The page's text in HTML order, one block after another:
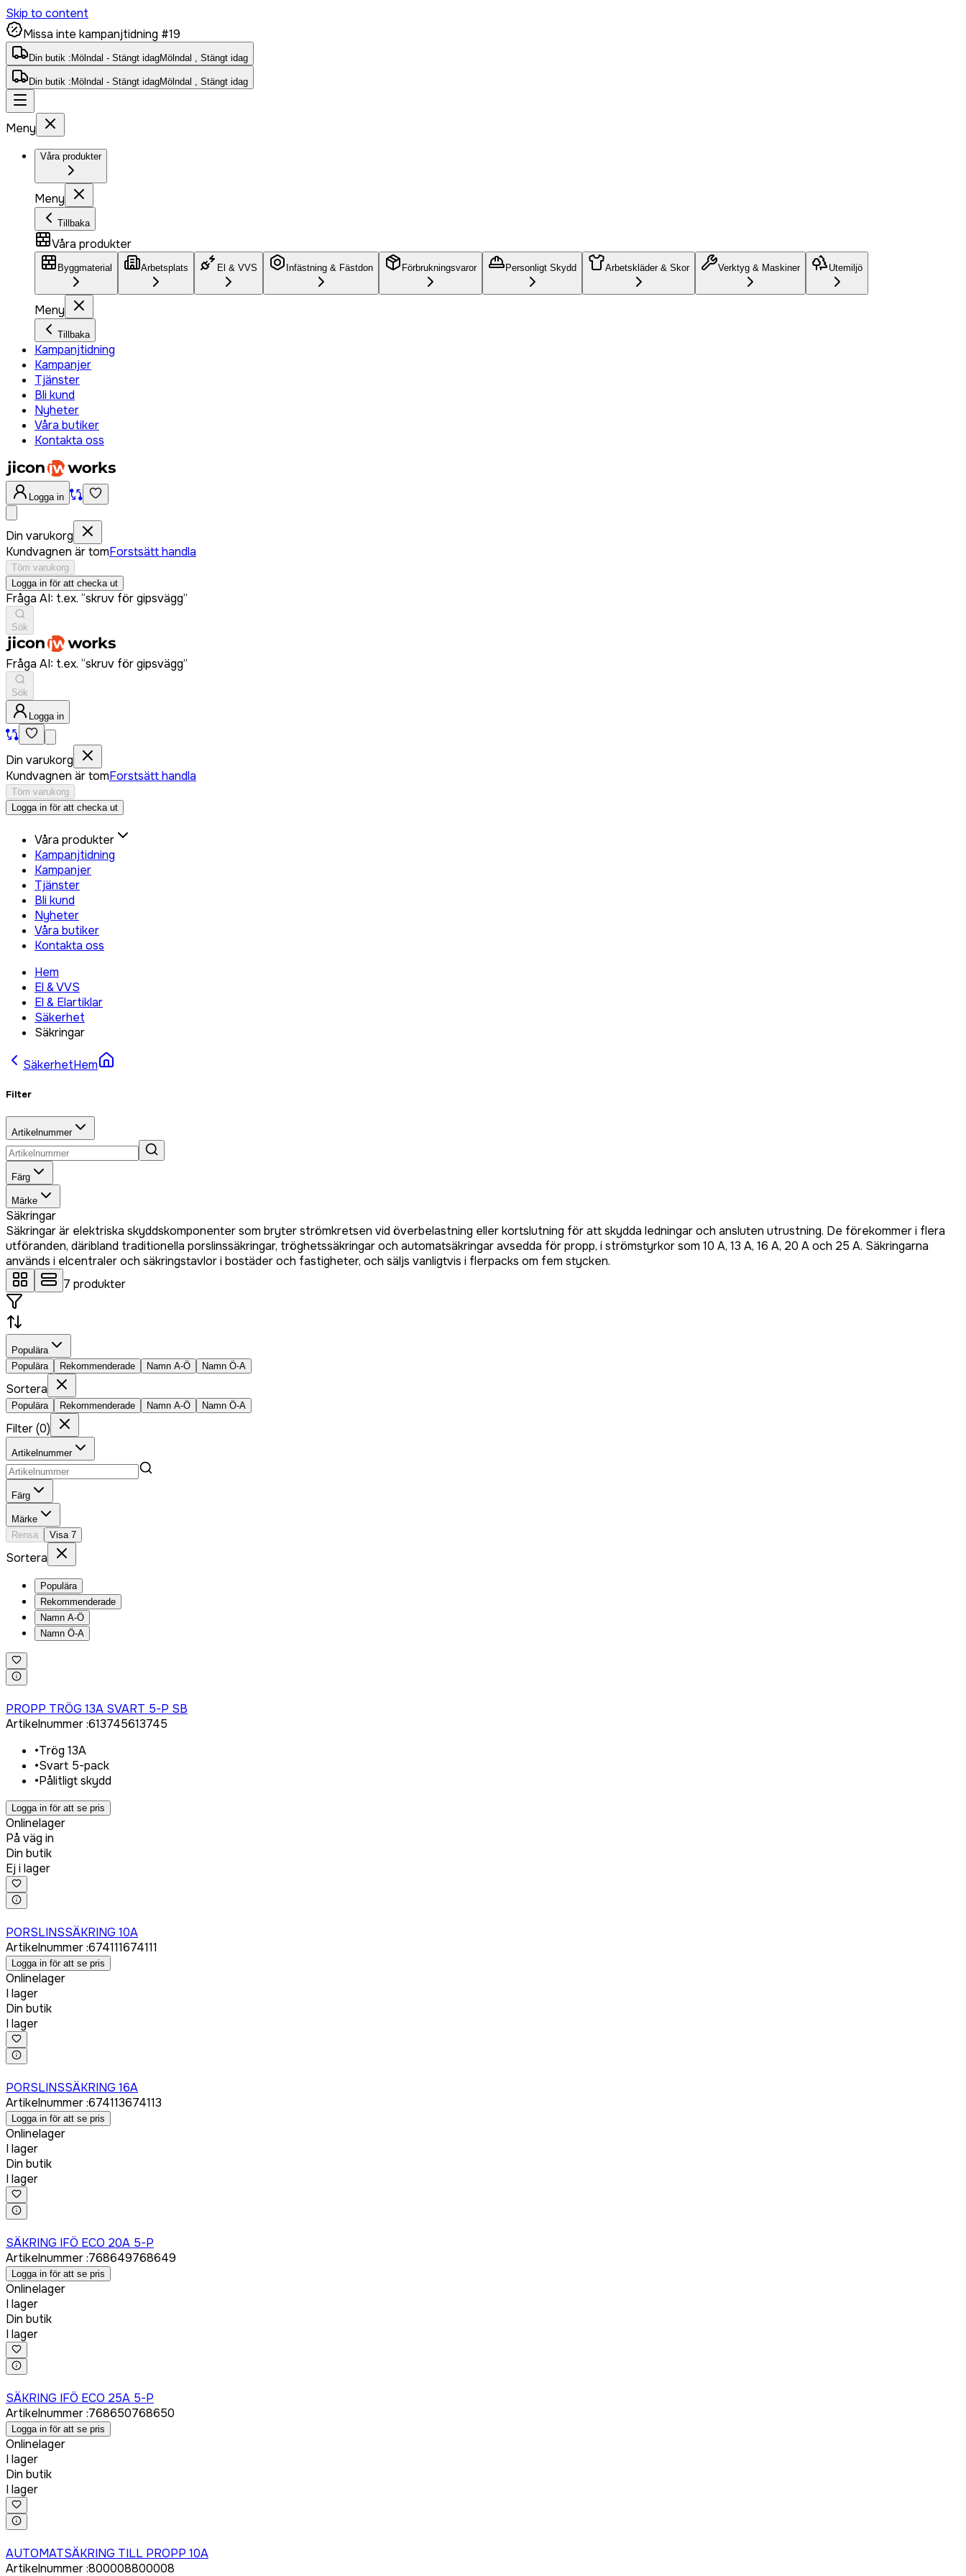
Skip to content
Missa inte kampanjtidning #19
Din butik : Mölndal - Stängt idagMölndal , Stängt idag
Din butik : Mölndal - Stängt idagMölndal , Stängt idag
Meny
Våra produkter
Meny
Tillbaka
Våra produkter
Byggmaterial Arbetsplats El & VVS Infästning & Fästdon Förbrukningsvaror Personligt Skydd Arbetskläder & Skor Verktyg & Maskiner Utemiljö
Meny
Tillbaka
Kampanjtidning
Kampanjer
Tjänster
Bli kund
Nyheter
Våra butiker
Kontakta oss
Logga in
Din varukorg
Kundvagnen är tomForstsätt handla
Töm varukorg
Logga in för att checka ut
Fråga AI: t.ex. “skruv för gipsvägg”
Sök
Fråga AI: t.ex. “skruv för gipsvägg”
Sök
Logga in
Din varukorg
Kundvagnen är tomForstsätt handla
Töm varukorg
Logga in för att checka ut
Våra produkter
Kampanjtidning
Kampanjer
Tjänster
Bli kund
Nyheter
Våra butiker
Kontakta oss
Hem
El & VVS
El & Elartiklar
Säkerhet
Säkringar
SäkerhetHem
Filter
Artikelnummer
Färg
Märke
Säkringar
Säkringar är elektriska skyddskomponenter som bryter strömkretsen vid överbelastning eller kortslutning för att skydda ledningar och ansluten utrustning. De förekommer i flera
utföranden, däribland traditionella porslinssäkringar, tröghetssäkringar och automatsäkringar avsedda för propp, i strömstyrkor som 10 A, 13 A, 16 A, 20 A och 25 A. Säkringarna
används i elcentraler och säkringstavlor i bostäder och fastigheter, och säljs vanligtvis i flerpacks om fem stycken.
7 produkter
Populära
Populära
Rekommenderade Namn A-Ö Namn Ö-A
Sortera
Populära Rekommenderade Namn A-Ö Namn Ö-A
Filter(0)
Artikelnummer
Färg
Märke
Rensa
Visa 7
Sortera
Populära
Rekommenderade
Namn A-Ö
Namn Ö-A
PROPP TRÖG 13A SVART 5-P SB
Artikelnummer:613745613745
•Trög 13A
•Svart 5-pack
•Pålitligt skydd
Logga in för att se pris
Onlinelager
På väg in
Din butik
Ej i lager
PORSLINSSÄKRING 10A
Artikelnummer:674111674111
Logga in för att se pris
Onlinelager
I lager
Din butik
I lager
PORSLINSSÄKRING 16A
Artikelnummer:674113674113
Logga in för att se pris
Onlinelager
I lager
Din butik
I lager
SÄKRING IFÖ ECO 20A 5-P
Artikelnummer:768649768649
Logga in för att se pris
Onlinelager
I lager
Din butik
I lager
SÄKRING IFÖ ECO 25A 5-P
Artikelnummer:768650768650
Logga in för att se pris
Onlinelager
I lager
Din butik
I lager
AUTOMATSÄKRING TILL PROPP 10A
Artikelnummer:800008800008